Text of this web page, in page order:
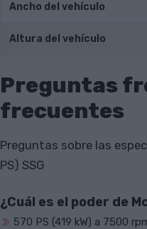
Ancho del vehículo
Altura del vehículo
Preguntas
frecuentes
Preguntas sobre las
PS) SSG
¿Cuál es el poder de
570 PS (419 kW) a 7500